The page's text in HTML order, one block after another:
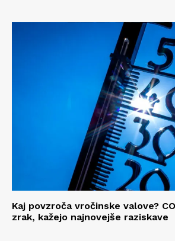
Kaj povzroča vročinske valove?
zrak, kažejo najnovejše raziskave